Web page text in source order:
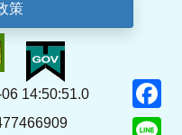
策
14:50:51.0